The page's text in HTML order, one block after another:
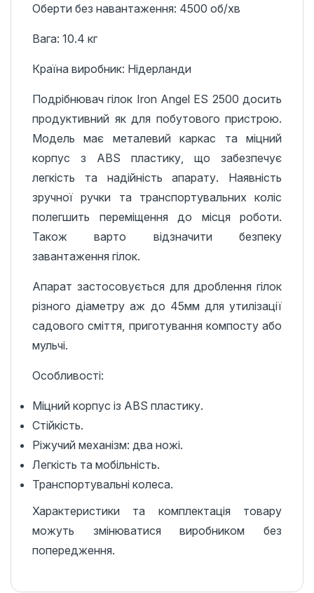
Оберти без навантаження: 4500 об/хв
Вага: 10.4 кг
Країна виробник: Нідерланди
Подрібнювач гілок Iron Angel ES 2500 досить
продуктивний як для побутового пристрою.
Модель має металевий каркас та міцний
корпус з ABS пластику, що забезпечує
легкість та надійність апарату. Наявність
зручної ручки та транспортувальних коліс
полегшить переміщення до місця роботи.
Також варто відзначити безпеку
завантаження гілок.
Апарат застосовується для дроблення гілок
різного діаметру аж до 45мм для утилізації
садового сміття, приготування компосту або
мульчі.
Особливості:
Міцний корпус із ABS пластику.
Стійкість.
Ріжучий механізм: два ножі.
Легкість та мобільність.
Транспортувальні колеса.
Характеристики та комплектація товару
можуть змінюватися виробником без
попередження.